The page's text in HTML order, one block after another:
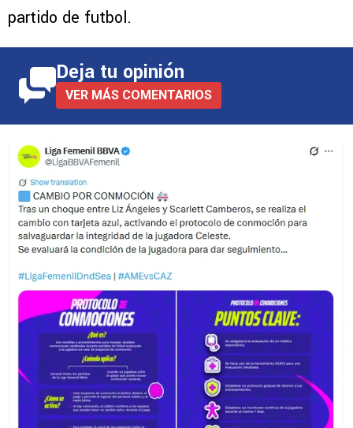
partido de futbol.
Deja tu opinión
VER MÁS COMENTARIOS